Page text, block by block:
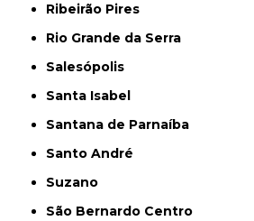
Ribeirão Pires
Rio Grande da Serra
Salesópolis
Santa Isabel
Santana de Parnaíba
Santo André
Suzano
São Bernardo Centro